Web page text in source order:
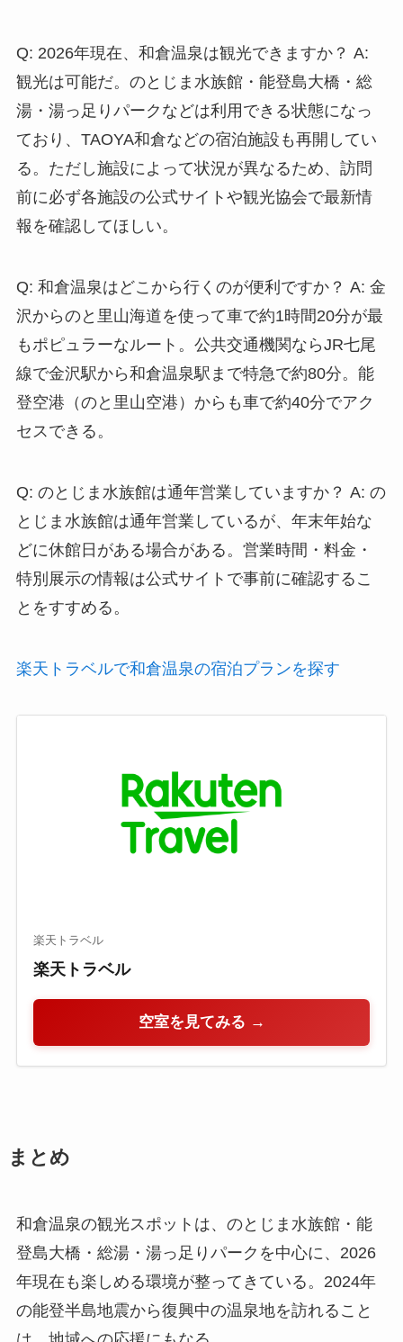
Q: 2026年現在、和倉温泉は観光できますか？ A:
観光は可能だ。のとじま水族館・能登島大橋・総
湯・湯っ足りパークなどは利用できる状態になっ
ており、TAOYA和倉などの宿泊施設も再開してい
る。ただし施設によって状況が異なるため、訪問
前に必ず各施設の公式サイトや観光協会で最新情
報を確認してほしい。
Q: 和倉温泉はどこから行くのが便利ですか？ A: 金
沢からのと里山海道を使って車で約1時間20分が最
もポピュラーなルート。公共交通機関ならJR七尾
線で金沢駅から和倉温泉駅まで特急で約80分。能
登空港（のと里山空港）からも車で約40分でアク
セスできる。
Q: のとじま水族館は通年営業していますか？ A: の
とじま水族館は通年営業しているが、年末年始な
どに休館日がある場合がある。営業時間・料金・
特別展示の情報は公式サイトで事前に確認するこ
とをすすめる。
楽天トラベルで和倉温泉の宿泊プランを探す
楽天トラベル
楽天トラベル
空室を見てみる →
まとめ
和倉温泉の観光スポットは、のとじま水族館・能
登島大橋・総湯・湯っ足りパークを中心に、2026
年現在も楽しめる環境が整ってきている。2024年
の能登半島地震から復興中の温泉地を訪れること